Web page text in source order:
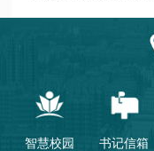
智慧校园 书记信箱